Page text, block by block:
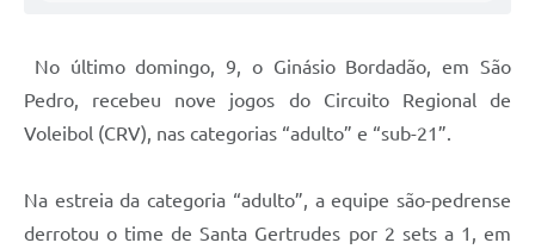
No último domingo, 9, o Ginásio Bordadão, em São
Pedro, recebeu nove jogos do Circuito Regional de
Voleibol (CRV), nas categorias “adulto” e “sub-21”.
Na estreia da categoria “adulto”, a equipe são-pedrense
derrotou o time de Santa Gertrudes por 2 sets a 1, em